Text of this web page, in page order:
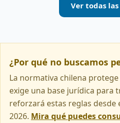
Ver todas
¿Por qué no buscamos
La normativa chilena
exige una base jurídica para
reforzará estas reglas desde
2026. Mira qué puedes